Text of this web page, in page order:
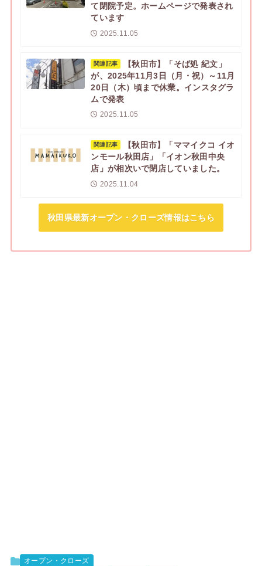
て閉院予定。ホームページで発表され
ています
2025.11.05
関連記事
【秋田市】「そば処 紀文」
が、2025年11月3日（月・祝）～11月
20日（木）頃まで休業。インスタグラ
ムで発表
2025.11.05
関連記事
【秋田市】「ママイクコ イオ
ンモール秋田店」「イオン秋田中央
店」が相次いで閉店していました。
2025.11.04
秋田県最新オープン・クローズ情報はこちら
オープン・クローズ